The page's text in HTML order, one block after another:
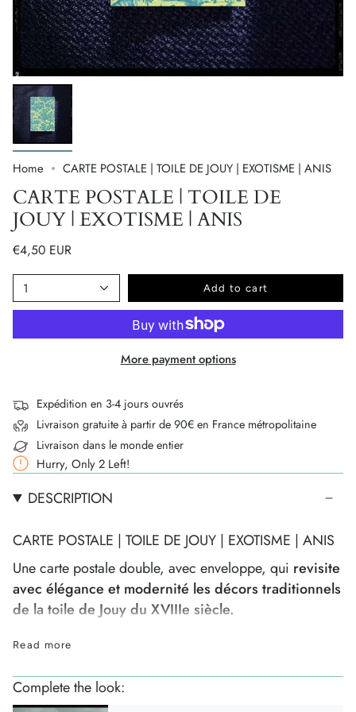
Home CARTE POSTALE | TOILE DE JOUY | EXOTISME | ANIS
CARTE POSTALE | TOILE DE
JOUY | EXOTISME | ANIS
€4,50 EUR
1 Add to cart
More payment options
Expédition en 3-4 jours ouvrés
Livraison gratuite à partir de 90€ en France métropolitaine
Livraison dans le monde entier
Hurry, Only2 Left!
DESCRIPTION
CARTE POSTALE | TOILE DE JOUY | EXOTISME | ANIS
Une carte postale double, avec enveloppe, qui revisite
avec élégance et modernité les décors traditionnels
de la toile de Jouy du XVIIIe siècle.
Des paysages exotiques et mythologique
et de fraîcheur mêlé à descouleurs aciduléesplus
contemporaines , formant un joyeux tableau. Une
Read more
Complete the look: